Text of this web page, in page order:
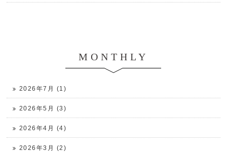
MONTHLY
2026年7月 (1)
2026年5月 (3)
2026年4月 (4)
2026年3月 (2)